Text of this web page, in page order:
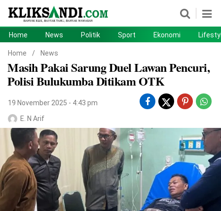
Politik Sport
Home News Politik Sport Ekonomi
Home / News
Masih Pakai Sarung Duel Lawan Pencuri,
Polisi Bulukumba Ditikam OTK
19 November 2025 - 4:43 pm
E. N Arif